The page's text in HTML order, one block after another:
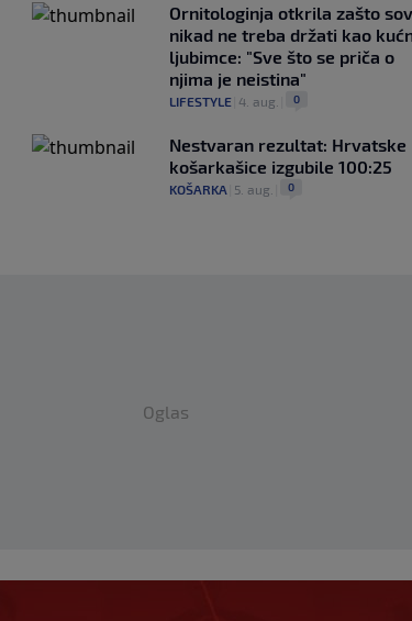
Ornitologinja otkrila zašto
nikad ne treba držati kao
ljubimce: "Sve što se priča o
njima je neistina"
LIFESTYLE| 4. aug. 0
Nestvaran rezultat: Hrvatske
košarkašice izgubile 100:25
KOŠARKA 5. aug. 0
Oglas